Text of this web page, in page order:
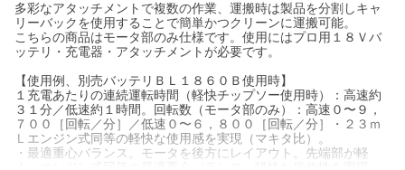
多彩なアタッチメントで複数の作業、運搬時は製品を分割しキャ
リーバックを使用することで簡単かつクリーンに運搬可能。
こちらの商品はモータ部のみ仕様です。使用にはプロ用１８Ｖバ
ッテリ・充電器・アタッチメントが必要です。
【使用例、別売バッテリＢＬ１８６０Ｂ使用時】
１充電あたりの連続運転時間（軽快チップソー使用時）：高速約
３１分／低速約１時間。回転数（モータ部のみ）：高速０〜９，
７００［回転／分］／低速０〜６，８００［回転／分］・２３ｍ
Ｌエンジン式同等の軽快な使用感を実現（マキタ比）。
・最適重心バランス。モータを後方にレイアウト。先端部が軽